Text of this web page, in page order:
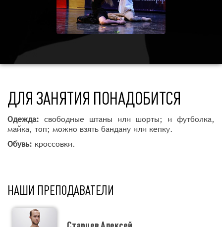
ДЛЯ ЗАНЯТИЯ ПОНАДОБИТСЯ
Одежда: свободные штаны или шорты; и футболка,
майка, топ; можно взять бандану или кепку.
Обувь: кроссовки.
НАШИ ПРЕПОДАВАТЕЛИ